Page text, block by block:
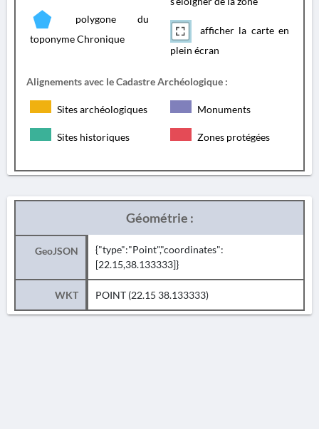
polygone du
toponyme Chronique
afficher la carte en
plein écran
Alignements avec le Cadastre Archéologique :
Sites archéologiques Monuments
Sites historiques Zones protégées
Géométrie :
GeoJSON
{"type":"Point","coordinates":
[22.15,38.133333]}
WKT POINT (22.15 38.133333)